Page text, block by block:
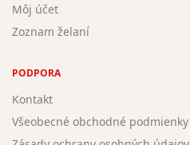
Môj účet
Zoznam želaní
PODPORA
Kontakt
Všeobecné obchodné podmienky